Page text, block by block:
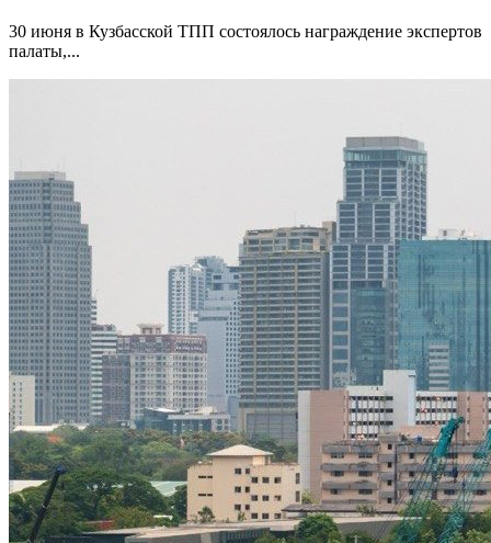
30 июня в Кузбасской ТПП состоялось награждение экспертов
палаты,...